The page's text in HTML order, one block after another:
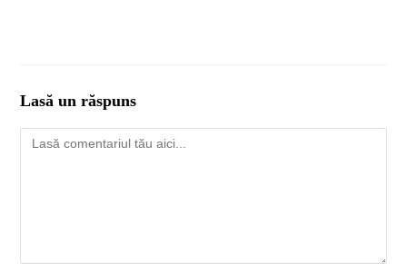
Lasă un răspuns